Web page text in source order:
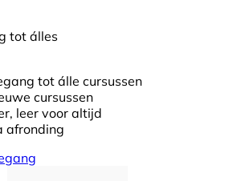
tot álles
tot álle cursussen
cursussen
leer voor altijd
afronding